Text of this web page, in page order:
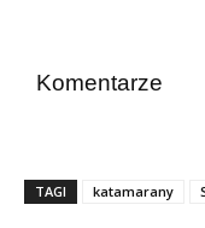
Komentarze
TAGI katamarany